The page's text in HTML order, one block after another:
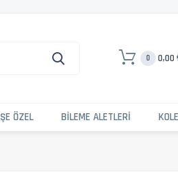
0 0,00
ÖZEL BILEME ALETLERI